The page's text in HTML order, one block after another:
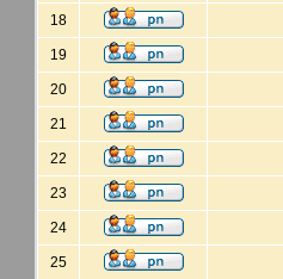
18
19
20
21
22
23
24
25